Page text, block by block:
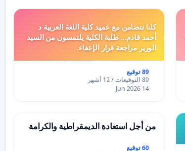
كلنا نتضامن مع عميد كلية اللغة العربية د
أحمد قادم... طلبة الكلية يلتمسون من السيد
الوزير مراجعة قرار الإعفاء.
89 توقيع
89 التوقيعات / 12 أشهر
14 Jun 2026
من أجل استعادة الديمقراطية والكرامة
60 توقيع